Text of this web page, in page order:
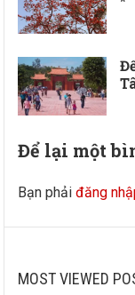
Để lại một
Bạn phảiđăng
MOST VIEWED